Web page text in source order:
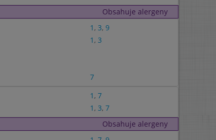
Obsahuje alergeny
1 , 3, 9
1 , 3
7
1 , 7
1 , 3, 7
Obsahuje alergeny